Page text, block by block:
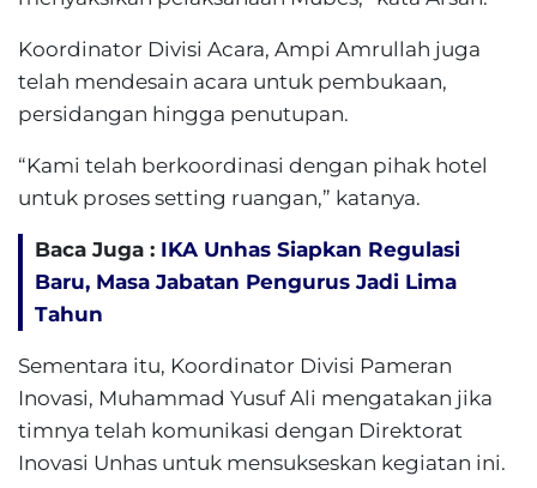
Koordinator Divisi Acara, Ampi Amrullah juga
telah mendesain acara untuk pembukaan,
persidangan hingga penutupan.
“Kami telah berkoordinasi dengan pihak hotel
untuk proses setting ruangan,” katanya.
Baca Juga : IKA Unhas Siapkan Regulasi
Baru, Masa Jabatan Pengurus Jadi Lima
Tahun
Sementara itu, Koordinator Divisi Pameran
Inovasi, Muhammad Yusuf Ali mengatakan jika
timnya telah komunikasi dengan Direktorat
Inovasi Unhas untuk mensukseskan kegiatan ini.